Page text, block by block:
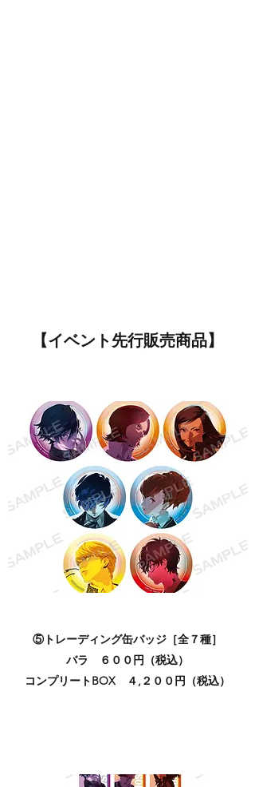
【イベント先行販売商品】
⑤トレーディング缶バッジ［全７種］
バラ ６００円（税込）
コンプリートBOX ４,２００円（税込）